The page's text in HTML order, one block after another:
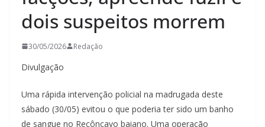
dois suspeitos morrem
30/05/2026 Redação
Divulgação
Uma rápida intervenção policial na madrugada deste
sábado (30/05) evitou o que poderia ter sido um banho
de sangue no Recôncavo baiano. Uma operação